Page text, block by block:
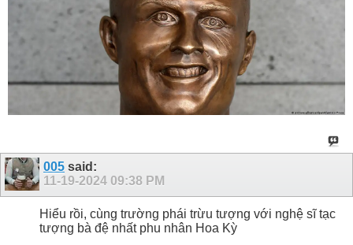
005 said:
11-19-2024 09:38 PM
Hiểu rồi, cùng trường phái trừu tượng với nghệ sĩ tạc
tượng bà đệ nhất phu nhân Hoa Kỳ